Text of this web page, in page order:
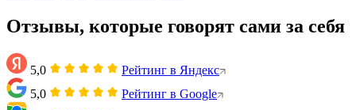
Отзывы, которые говорят сами за себя
5,0
Рейтинг в Яндекс
5,0
Рейтинг в Google